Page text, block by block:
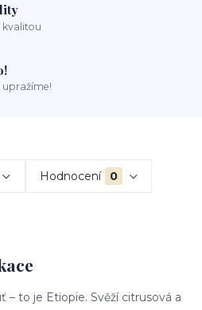
kvalitou
upražíme!
Hodnocení 0
– to je Etiopie. Svěží citrusová a